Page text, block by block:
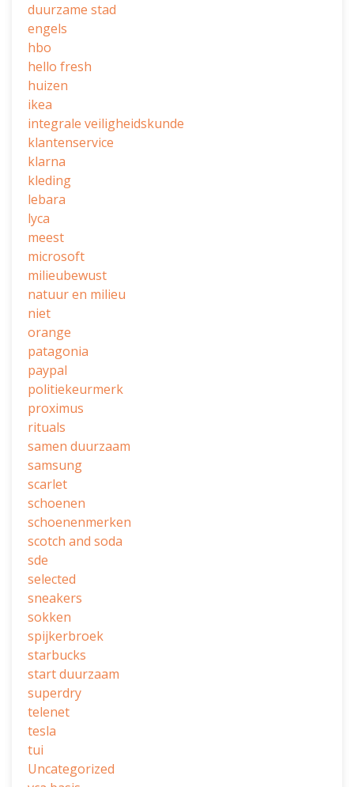
duurzame stad
engels
hbo
hello fresh
huizen
ikea
integrale veiligheidskunde
klantenservice
klarna
kleding
lebara
lyca
meest
microsoft
milieubewust
natuur en milieu
niet
orange
patagonia
paypal
politiekeurmerk
proximus
rituals
samen duurzaam
samsung
scarlet
schoenen
schoenenmerken
scotch and soda
sde
selected
sneakers
sokken
spijkerbroek
starbucks
start duurzaam
superdry
telenet
tesla
tui
Uncategorized